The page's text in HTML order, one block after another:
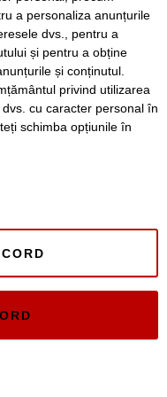
Olimpiada
urilor
a personaliza anunțurile
dvs., pentru a
și pentru a obține
și conținutul.
privind utilizarea
cu caracter personal în
schimba opțiunile în